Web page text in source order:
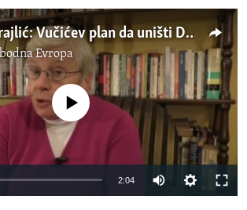
Srbijanka Turajlić: Vučićev plan da uništi DS nije uspeo
Evropa
source currently available
2:04